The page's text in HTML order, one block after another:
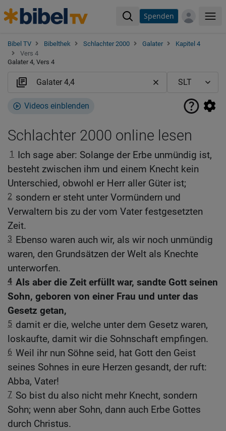
Spenden
Bibel TV Bibelthek Schlachter 2000 Galater
Kapitel 4
Vers 4
Galater 4, Vers 4
Videos einblenden
Schlachter 2000 online lesen
1 Ich sage aber: Solange der Erbe unmündig ist,
besteht zwischen ihm und einem Knecht kein
Unterschied, obwohl er Herr aller Güter ist;
2 sondern er steht unter Vormündern und
Verwaltern bis zu der vom Vater festgesetzten
Zeit.
3 Ebenso waren auch wir, als wir noch unmündig
waren, den Grundsätzen der Welt als Knechte
unterworfen.
4 Als aber die Zeit erfüllt war, sandte Gott seinen
Sohn, geboren von einer Frau und unter das
Gesetz getan,
5 damit er die, welche unter dem Gesetz waren,
loskaufte, damit wir die Sohnschaft empfingen.
6 Weil ihr nun Söhne seid, hat Gott den Geist
seines Sohnes in eure Herzen gesandt, der ruft:
Abba, Vater!
7 So bist du also nicht mehr Knecht, sondern
Sohn; wenn aber Sohn, dann auch Erbe Gottes
durch Christus.